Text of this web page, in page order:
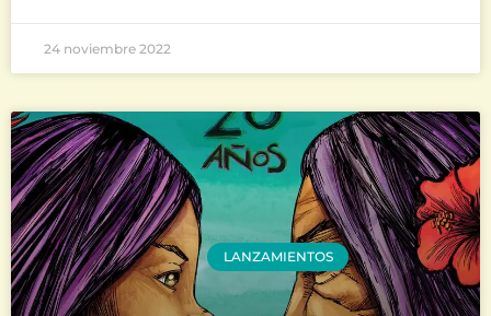
24 noviembre 2022
LANZAMIENTOS